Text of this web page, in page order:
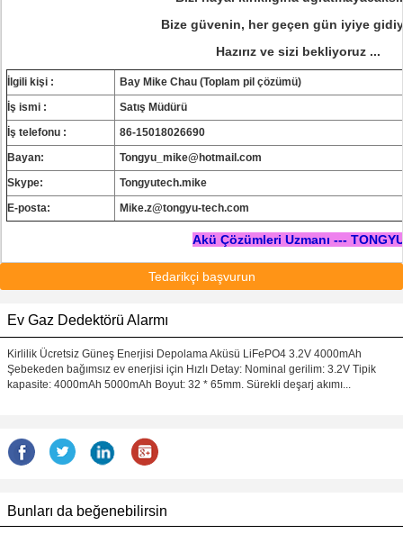
Bize güvenin, her geçen gün iyiye
Hazırız ve sizi bekliyoruz ...
İlgili kişi :
Bay Mike Chau (Toplam pil çözümü)
İş ismi :
Satış Müdürü
İş telefonu :
86-15018026690
Bayan:
Tongyu_mike@hotmail.com
Skype:
Tongyutech.mike
E-posta:
Mike.z@tongyu-tech.com
Akü Çözümleri Uzmanı ---
Tedarikçi başvurun
Ev Gaz Dedektörü Alarmı
Kirlilik Ücretsiz Güneş Enerjisi Depolama Aküsü LiFePO4 3.2V 4000mAh
Şebekeden bağımsız ev enerjisi için Hızlı Detay: Nominal gerilim: 3.2V Tipik
kapasite: 4000mAh 5000mAh Boyut: 32 * 65mm. Sürekli deşarj akımı...
Bunları da beğenebilirsin